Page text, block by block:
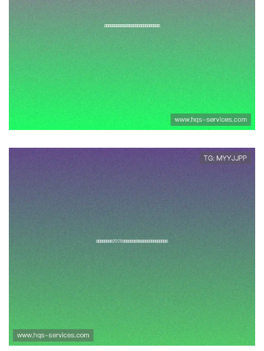
万利线上娱乐聚焦世界杯热门话
题，解读明星球员的精彩表现
通过球探官网了解2026世界杯各
场比赛的详细赛程、比分统计及
赛后点评